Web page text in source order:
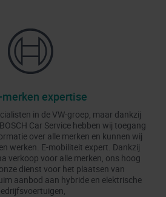
expertise
in de VW-groep, maar dankzij
Car Service hebben wij toegang
over alle merken en kunnen wij
werken. E-mobiliteit expert. Dankzij
verkoop voor alle merken, ons hoog
dienst voor het plaatsen van
aanbod aan hybride en elektrische